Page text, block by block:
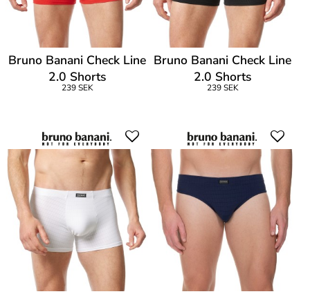
Bruno Banani Check Line
2.0 Shorts
239 SEK
Bruno Banani Check Line
2.0 Shorts
239 SEK